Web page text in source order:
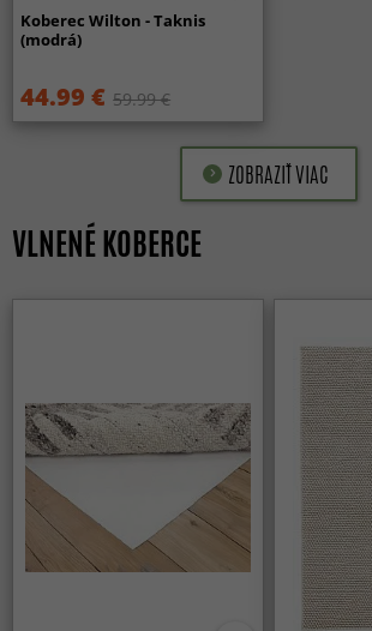
Koberec Wilton - Taknis
(modrá)
44.99 € 59.99 €
ZOBRAZIŤ VIAC
VLNENÉ KOBERCE